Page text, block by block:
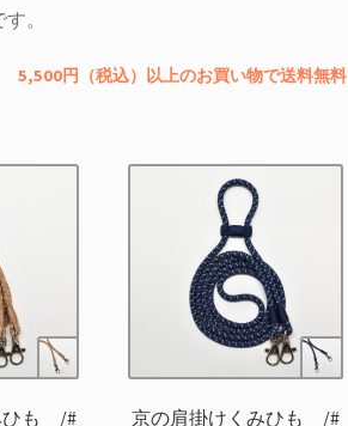
。
5,500円（税込）以上のお買い物で送料無料
ひも /#
京の肩掛けくみひも /#